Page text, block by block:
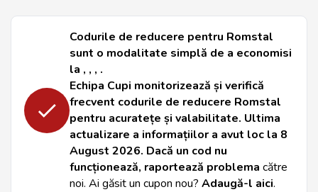
Codurile de reducere pentru Romstal
sunt o modalitate simplă de a economisi
la , , , .
Echipa Cupi monitorizează și verifică
frecvent codurile de reducere Romstal
pentru acuratețe și valabilitate. Ultima
actualizare a informațiilor a avut loc la 8
August 2026. Dacă un cod nu
funcționează, raportează problema către
noi. Ai găsit un cupon nou? Adaugă-l aici.